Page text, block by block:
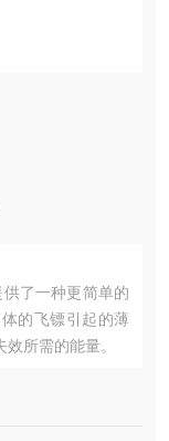
了一种更简单的
的飞镖引起的薄
所需的能量。